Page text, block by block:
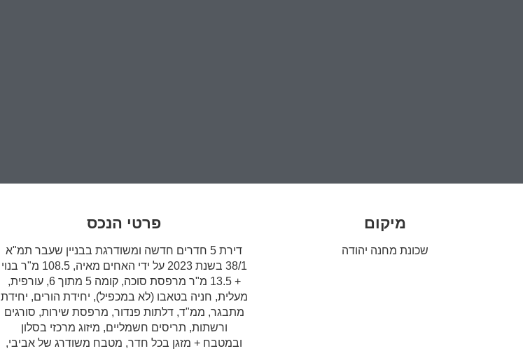
מיקום
שכונת מחנה יהודה
פרטי הנכס
דירת 5 חדרים חדשה ומשודרגת בבניין שעבר תמ"א
38/1 בשנת 2023 על ידי האחים מאיה, 108.5 מ"ר בנוי
+ 13.5 מ"ר מרפסת סוכה, קומה 5 מתוך 6, עורפית,
מעלית, חניה בטאבו (לא במכפיל), יחידת הורים, יחידת
מתבגר, ממ"ד, דלתות פנדור, מרפסת שירות, סורגים
ורשתות, תריסים חשמליים, מיזוג מרכזי בסלון
ובמטבח + מזגן בכל חדר, מטבח משודרג של אביבי,